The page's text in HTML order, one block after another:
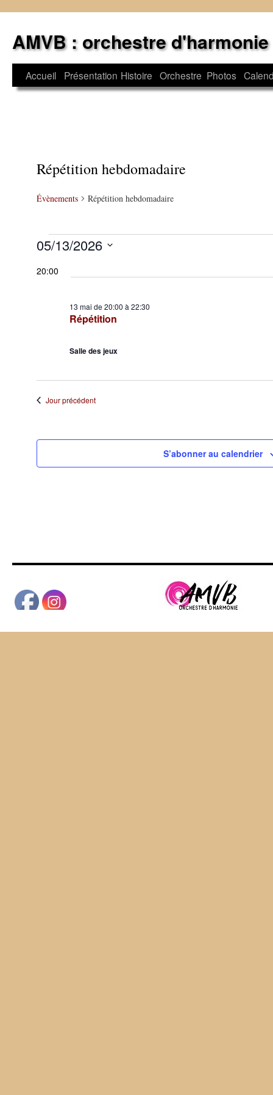
contenu
AMVB : orchestre d'harmonie
Accueil Présentation Histoire Orchestre Photos
Répétition hebdomadaire
Évènements Répétition hebdomadaire
Évènements
for
05/13/2026
une
20:00
Répétition
13 mai de 20:00 à 22:30
Salle des jeux
Jour précédent
S’abonner au calendrier